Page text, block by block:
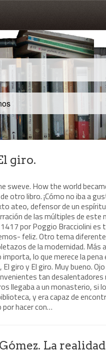
giro.
sweve. How the world
otro libro. ¡Cómo no iba a
ateo, defensor de un
de las múltiples de este
por Poggio Bracciolini
feliz. Otro tema
de la modernidad. Más
lo que merece la pena
giro y El giro. Muy bueno.
tan desalentadores
llegaba a un monasterio, si
y era capaz de
hacer con…
La